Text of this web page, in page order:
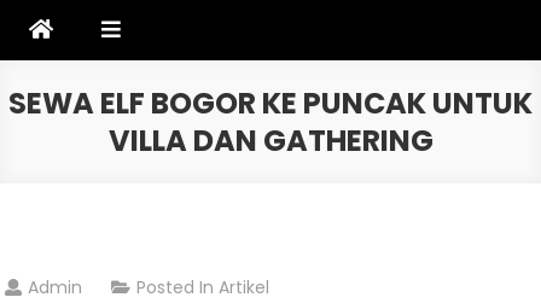
SEWA ELF BOGOR KE PUNCAK UNTUK
VILLA DAN GATHERING
Admin Posted InArtikel